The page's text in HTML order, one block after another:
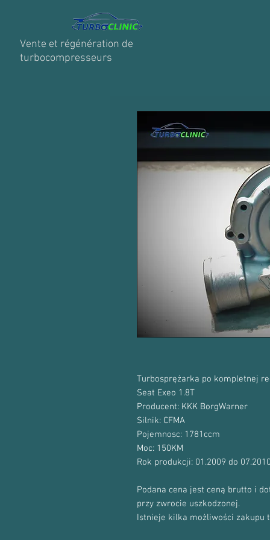
Vente et régénération de
turbocompresseurs
Turbosprężarka po kompletnej
Seat Exeo 1.8T
Producent: KKK BorgWarner
Silnik: CFMA
Pojemnosc: 1781ccm
Moc: 150KM
Rok produkcji: 01.2009 do
Podana cena jest ceną brutto i
przy zwrocie uszkodzonej.
Istnieje kilka możliwości zakupu